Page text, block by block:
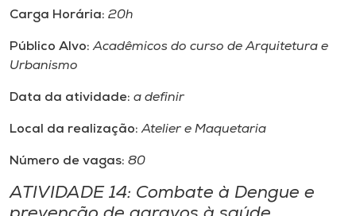
Carga Horária: 20h
Público Alvo:Acadêmicos do curso de Arquitetura e
Urbanismo
Data da atividade: a definir
Local da realização: Atelier e Maquetaria
Número de vagas: 80
ATIVIDADE 14: Combate à Dengue e